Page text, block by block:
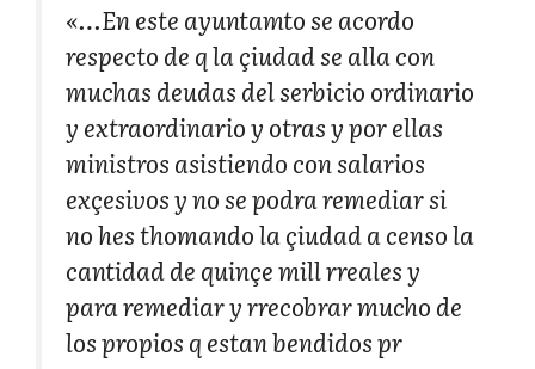
«…En este ayuntamto se acordo
respecto de q la çiudad se alla con
muchas deudas del serbicio ordinario
y extraordinario y otras y por ellas
ministros asistiendo con salarios
exçesivos y no se podra remediar si
no hes thomando la çiudad a censo la
cantidad de quinçe mill rreales y
para remediar y rrecobrar mucho de
los propios q estan bendidos pr